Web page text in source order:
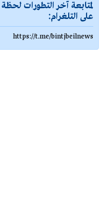
لمتابعة آخر التطورات
على التلغرام:
https://t.me/bintjbeilnews